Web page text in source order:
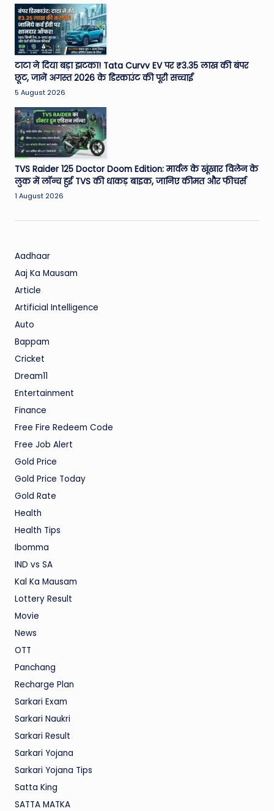
टाटा ने दिया बड़ा झटका! Tata Curvv EV पर ₹3.35 लाख की बंपर
छूट, जानें अगस्त 2026 के डिस्काउंट की पूरी सच्चाई
5 August 2026
TVS Raider 125 Doctor Doom Edition: मार्वल के खूंखार विलेन के
लुक में लॉन्च हुई TVS की धाकड़ बाइक, जानिए कीमत और फीचर्स
1 August 2026
Aadhaar
Aaj Ka Mausam
Article
Artificial Intelligence
Auto
Bappam
Cricket
Dream11
Entertainment
Finance
Free Fire Redeem Code
Free Job Alert
Gold Price
Gold Price Today
Gold Rate
Health
Health Tips
Ibomma
IND vs SA
Kal Ka Mausam
Lottery Result
Movie
News
OTT
Panchang
Recharge Plan
Sarkari Exam
Sarkari Naukri
Sarkari Result
Sarkari Yojana
Sarkari Yojana Tips
Satta King
SATTA MATKA